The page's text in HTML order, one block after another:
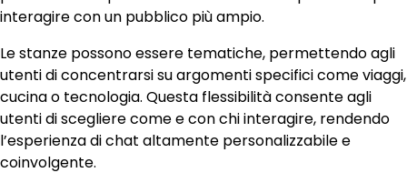
interagire con un pubblico più ampio.
Le stanze possono essere tematiche, permettendo agli
utenti di concentrarsi su argomenti specifici come viaggi,
cucina o tecnologia. Questa flessibilità consente agli
utenti di scegliere come e con chi interagire, rendendo
l’esperienza di chat altamente personalizzabile e
coinvolgente.